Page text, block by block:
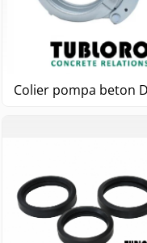
Colier pompa beton